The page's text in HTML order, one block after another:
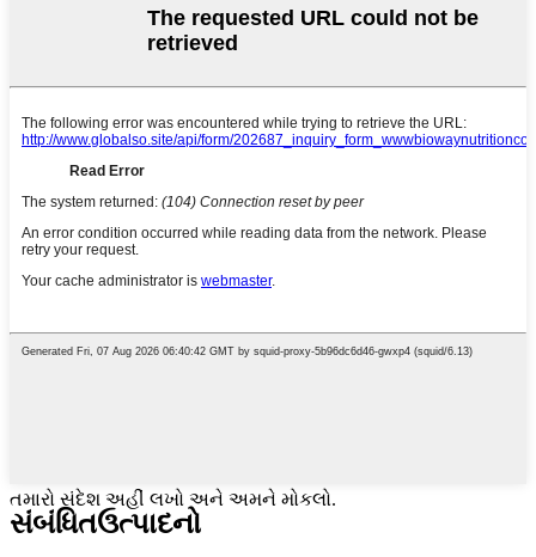
તમારો સંદેશ અહીં લખો અને અમને મોકલો.
સંબંધિતઉત્પાદનો